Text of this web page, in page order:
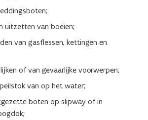
uitzetten van boeien;
van gasflessen, kettingen en
of van gevaarlijke voorwerpen;
van op het water;
boten op slipway of in